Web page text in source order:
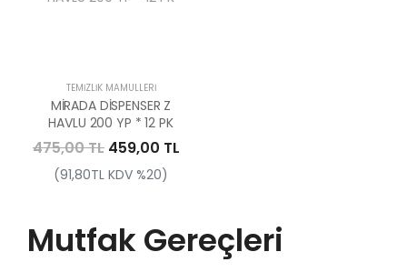
TEMIZLIK MAMÜLLERI
MİRADA DİSPENSER Z
HAVLU 200 YP * 12 PK
475,00 TL 459,00 TL
(91,80TL KDV %20)
Mutfak Gereçleri